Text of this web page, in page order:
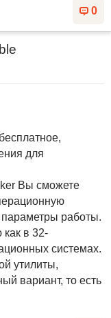
0
для
Вы сможете
работы.
в 32-
системах.
утилиты,
вариант, то есть